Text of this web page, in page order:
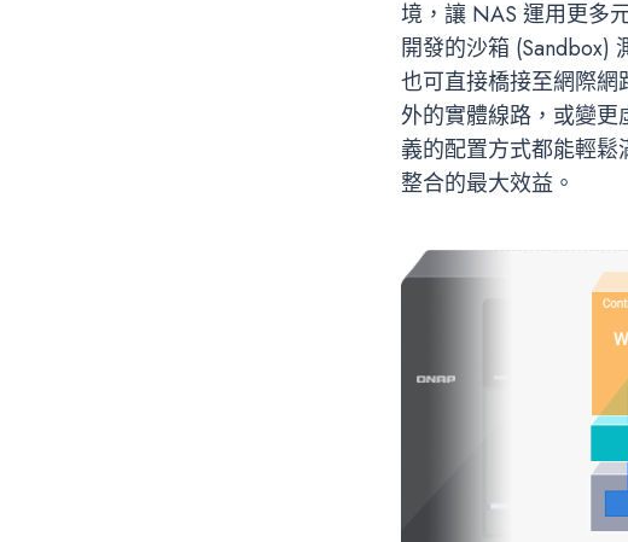
境，讓 NAS 運用更多
開發的沙箱 (Sandbox)
也可直接橋接至網際
外的實體線路，或變
義的配置方式都能輕
整合的最大效益。